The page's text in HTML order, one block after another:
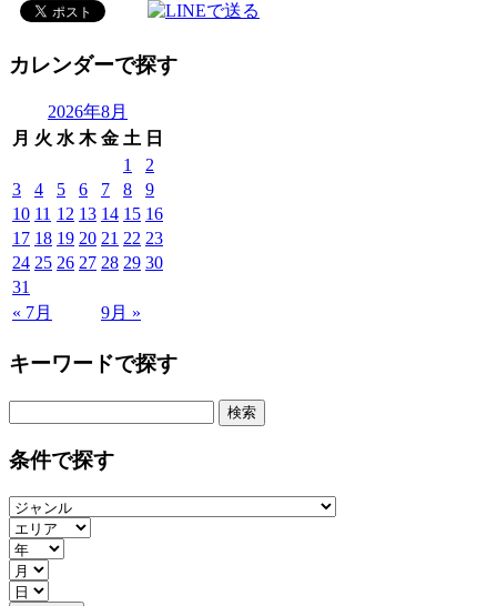
カレンダーで探す
2026年8月
月 火 水 木 金 土 日
« 7月 9月 »
1
2
3
4 5 6 7 8
9
10 11 12 13 14 15 16
17 18 19 20 21 22 23
24 25 26 27 28 29 30
31
キーワードで探す
条件で探す